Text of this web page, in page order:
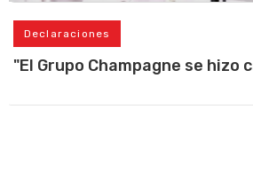
Declaraciones
"El Grupo Champagne se hizo